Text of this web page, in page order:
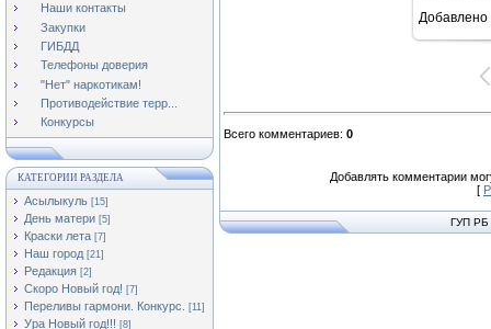
Наши контакты
Закупки
ГИБДД
Телефоны доверия
"Нет" наркотикам!
Противодействие терр...
Конкурсы
КАТЕГОРИИ РАЗДЕЛА
Асылыкуль [15]
День матери [5]
Краски лета [7]
Наш город [21]
Редакция [2]
Скоро Новый год! [7]
Переливы гармони. Конкурс. [11]
Ура Новый год!!! [8]
Добавлено
Всего комментариев: 0
Добавлять комментарии
[
ГУП РБ